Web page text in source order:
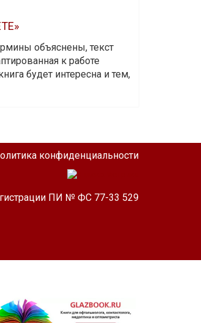
объяснены, текст
к работе
будет интересна и тем,
конфиденциальности
ПИ № ФС 77-33 529